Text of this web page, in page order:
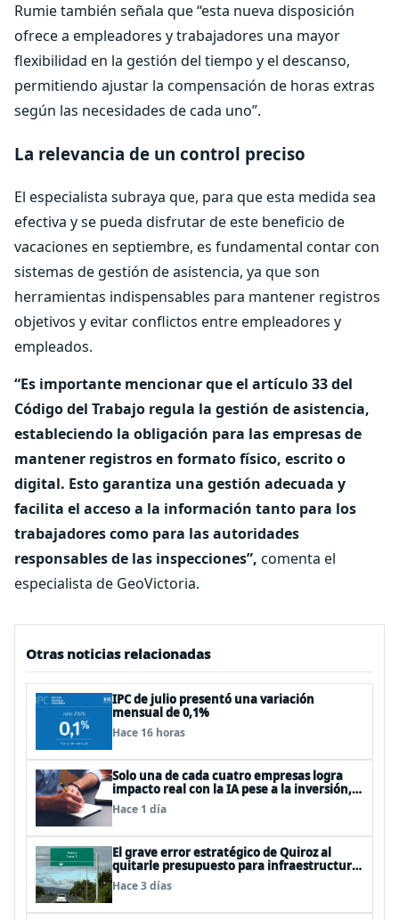
Rumie también señala que “esta nueva disposición
ofrece a empleadores y trabajadores una mayor
flexibilidad en la gestión del tiempo y el descanso,
permitiendo ajustar la compensación de horas extras
según las necesidades de cada uno”.
La relevancia de un control preciso
El especialista subraya que, para que esta medida sea
efectiva y se pueda disfrutar de este beneficio de
vacaciones en septiembre, es fundamental contar con
sistemas de gestión de asistencia, ya que son
herramientas indispensables para mantener registros
objetivos y evitar conflictos entre empleadores y
empleados.
“Es importante mencionar que el artículo 33 del
Código del Trabajo regula la gestión de asistencia,
estableciendo la obligación para las empresas de
mantener registros en formato físico, escrito o
digital. Esto garantiza una gestión adecuada y
facilita el acceso a la información tanto para los
trabajadores como para las autoridades
responsables de las inspecciones”, comenta el
especialista de GeoVictoria.
Otras noticias relacionadas
IPC de julio presentó una variación
mensual de 0,1%
Hace 16 horas
Solo una de cada cuatro empresas logra
impacto real con la IA pese a la inversión,
según el Foro Económico Mundial
Hace 1 día
El grave error estratégico de Quiroz al
quitarle presupuesto para infraestructura
vial del Biobío
Hace 3 días